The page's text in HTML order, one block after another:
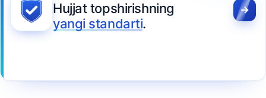
Hujjat topshirishning
yangi standarti.